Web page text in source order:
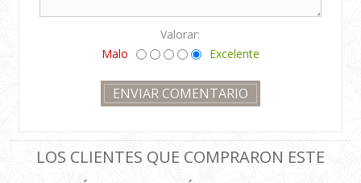
Valorar:
Malo
Excelente
LOS CLIENTES QUE COMPRARON ESTE